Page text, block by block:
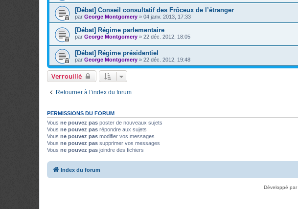
[Débat] Conseil consultatif des Frôceux de l’étranger
par George Montgomery » 04 janv. 2013, 17:33
[Débat] Régime parlementaire
par George Montgomery » 22 déc. 2012, 18:05
[Débat] Régime présidentiel
par George Montgomery » 22 déc. 2012, 19:48
Verrouillé
Retourner à l’index du forum
PERMISSIONS DU FORUM
Vous ne pouvez pas poster de nouveaux sujets
Vous ne pouvez pas répondre aux sujets
Vous ne pouvez pas modifier vos messages
Vous ne pouvez pas supprimer vos messages
Vous ne pouvez pas joindre des fichiers
Index du forum
Développé par